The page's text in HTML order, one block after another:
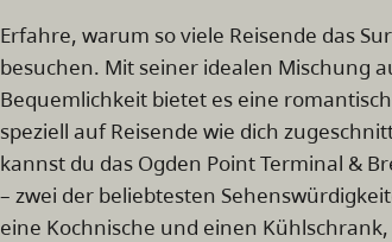
Erfahre, warum so viele Reisende das
besuchen. Mit seiner idealen Mischung
Bequemlichkeit bietet es eine
speziell auf Reisende wie dich
kannst du das Ogden Point Terminal &
– zwei der beliebtesten
eine Kochnische und einen